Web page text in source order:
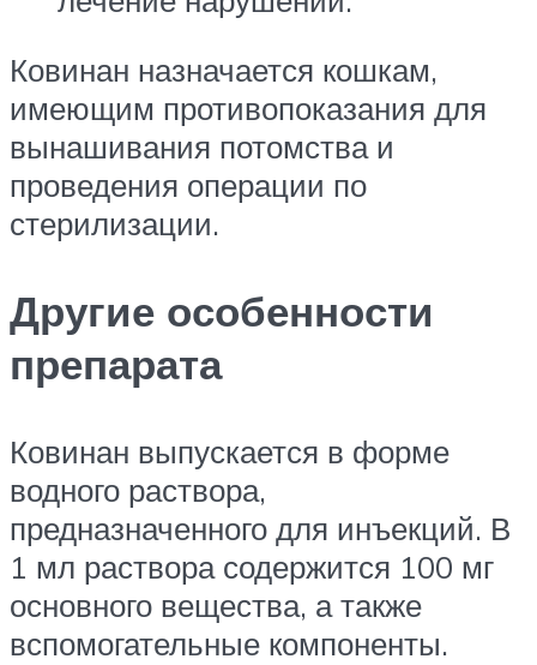
Ковинан назначается кошкам,
имеющим противопоказания для
вынашивания потомства и
проведения операции по
стерилизации.
Другие особенности
препарата
Ковинан выпускается в форме
водного раствора,
предназначенного для инъекций. В
1 мл раствора содержится 100 мг
основного вещества, а также
вспомогательные компоненты.